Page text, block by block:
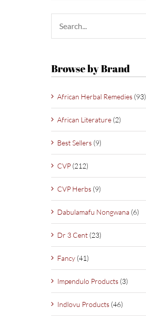
Browse by Brand
African Herbal Remedies (93)
African Literature (2)
Best Sellers (9)
CVP (212)
CVP Herbs (9)
Dabulamafu Nongwana (6)
Dr 3 Cent (23)
Fancy (41)
Impendulo Products (3)
Indlovu Products (46)